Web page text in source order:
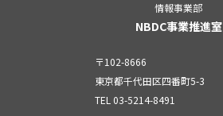
情報事業部
NBDC事業推進室
〒102-8666
東京都千代田区四番町5-3
TEL 03-5214-8491